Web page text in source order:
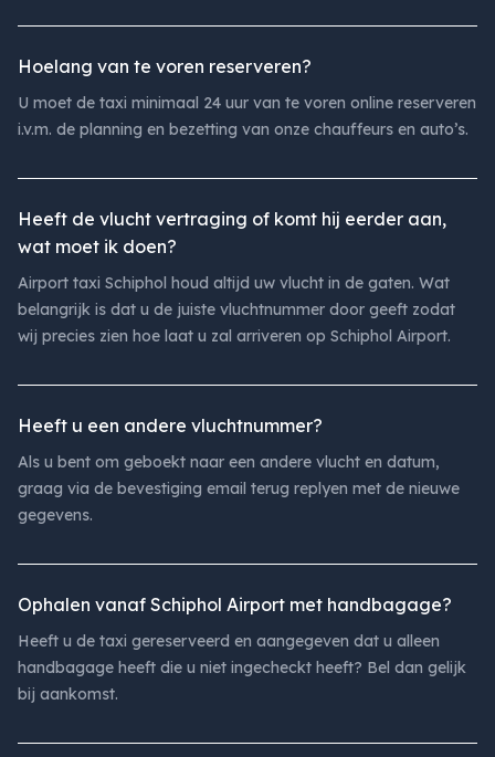
Hoelang van te voren reserveren?
U moet de taxi minimaal 24 uur van te voren online reserveren
i.v.m. de planning en bezetting van onze chauffeurs en auto’s.
Heeft de vlucht vertraging of komt hij eerder aan,
wat moet ik doen?
Airport taxi Schiphol houd altijd uw vlucht in de gaten. Wat
belangrijk is dat u de juiste vluchtnummer door geeft zodat
wij precies zien hoe laat u zal arriveren op Schiphol Airport.
Heeft u een andere vluchtnummer?
Als u bent om geboekt naar een andere vlucht en datum,
graag via de bevestiging email terug replyen met de nieuwe
gegevens.
Ophalen vanaf Schiphol Airport met handbagage?
Heeft u de taxi gereserveerd en aangegeven dat u alleen
handbagage heeft die u niet ingecheckt heeft? Bel dan gelijk
bij aankomst.